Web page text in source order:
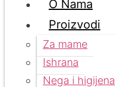
O Nama
Proizvodi
Za mame
Ishrana
Nega i higijena